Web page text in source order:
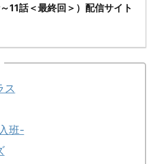
～11話＜最終回＞）配信サイト
ス
班-